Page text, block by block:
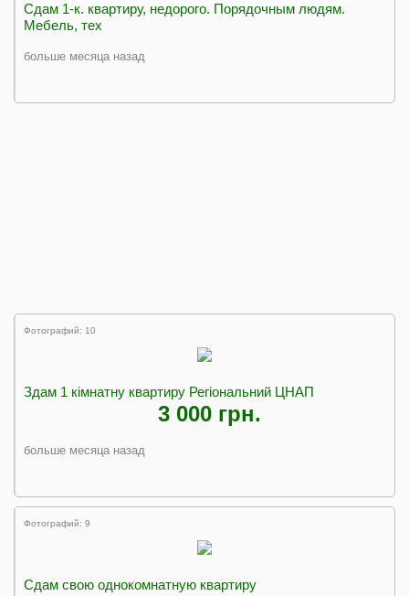
Сдам 1-к. квартиру, недорого. Порядочным людям.
Мебель, тех
больше месяца назад
Фотографий: 10
Здам 1 кімнатну квартиру Регіональний ЦНАП
3 000 грн.
больше месяца назад
Фотографий: 9
Сдам свою однокомнатную квартиру